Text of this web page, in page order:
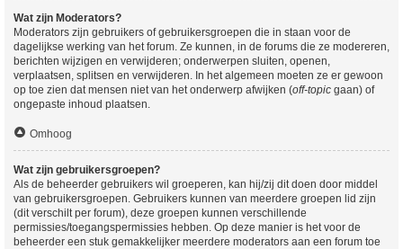
Wat zijn Moderators?
Moderators zijn gebruikers of gebruikersgroepen die in staan voor de
dagelijkse werking van het forum. Ze kunnen, in de forums die ze modereren,
berichten wijzigen en verwijderen; onderwerpen sluiten, openen,
verplaatsen, splitsen en verwijderen. In het algemeen moeten ze er gewoon
op toe zien dat mensen niet van het onderwerp afwijken (off-topic gaan) of
ongepaste inhoud plaatsen.
Omhoog
Wat zijn gebruikersgroepen?
Als de beheerder gebruikers wil groeperen, kan hij/zij dit doen door middel
van gebruikersgroepen. Gebruikers kunnen van meerdere groepen lid zijn
(dit verschilt per forum), deze groepen kunnen verschillende
permissies/toegangspermissies hebben. Op deze manier is het voor de
beheerder een stuk gemakkelijker meerdere moderators aan een forum toe